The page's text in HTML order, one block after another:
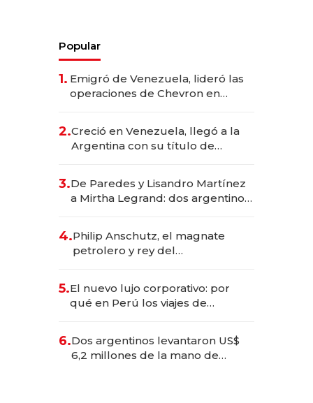
Popular
1. Emigró de Venezuela, lideró las
operaciones de Chevron en
2.Creció en Venezuela, llegó a la
Argentina con su título de
las marcas "fast premium"
3.De Paredes y Lisandro Martínez
a Mirtha Legrand: dos argentinos
4.Philip Anschutz, el magnate
petrolero y rey del
Fénix
5.El nuevo lujo corporativo: por
qué en Perú los viajes de
transformadoras
6.Dos argentinos levantaron US$
6,2 millones de la mano de